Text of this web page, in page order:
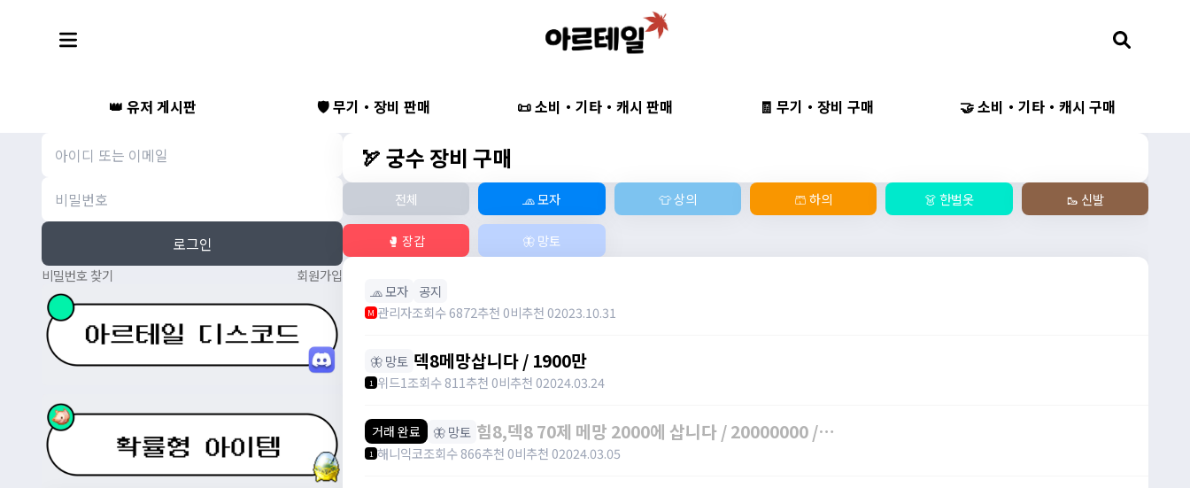
👑 유저 게시판 🛡️ 무기・장비 판매 📜 소비・기타・캐시 판매 🧾 무기・장비 구매 🤝 소비・기타・캐시 구매
로그인
비밀번호 찾기 회원가입
🏹 궁수 장비 구매
전체 🧢 모자 👕 상의 🩳 하의 👗 한벌옷 🥾 신발
🥊 장갑 🦋 망토
🧢 모자 공지
M 관리자조회수 6872추천 0비추천 02023.10.31
🦋 망토 덱8메망삽니다 / 1900만
1 위드1조회수 811추천 0비추천 02024.03.24
거래 완료 🦋 망토 힘8,덱8 70제 메망 2000에 삽니다 / 20000000 /
https://open.kakao.com/o/gCp21P8f
1 해니익코조회수 866추천 0비추천 02024.03.05